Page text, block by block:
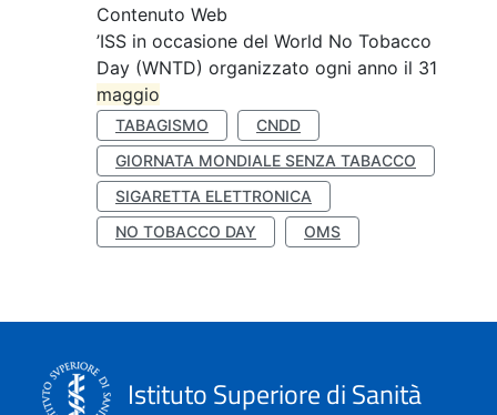
Contenuto Web
’ISS in occasione del World No Tobacco
Day (WNTD) organizzato ogni anno il 31
maggio
TABAGISMO
CNDD
GIORNATA MONDIALE SENZA TABACCO
SIGARETTA ELETTRONICA
NO TOBACCO DAY
OMS
Istituto Superiore di Sanità